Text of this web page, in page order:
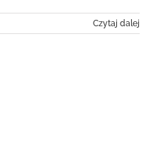
Czytaj dalej